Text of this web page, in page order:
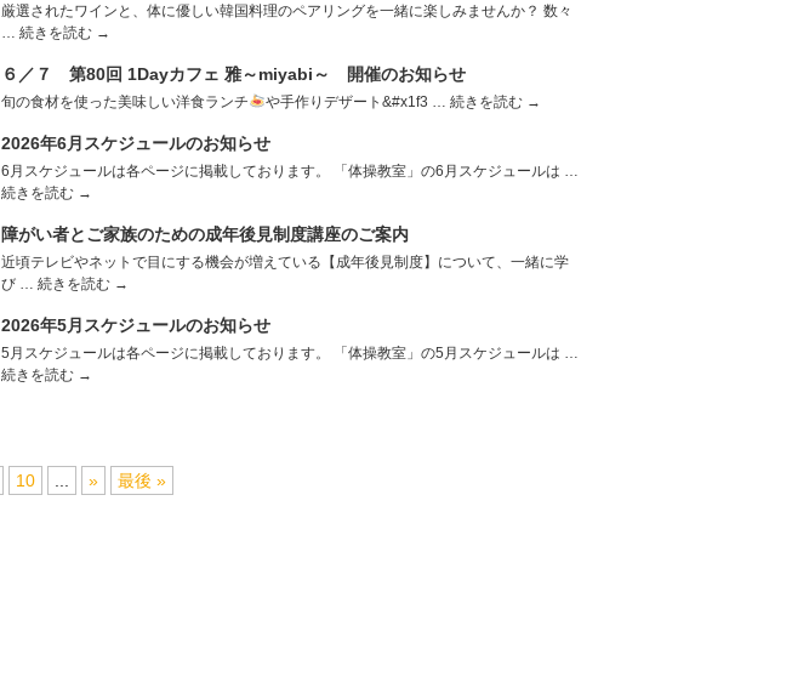
厳選されたワインと、体に優しい韓国料理のペアリングを一緒に楽しみませんか？ 数々
… 続きを読む →
６／７ 第80回 1Dayカフェ 雅～miyabi～ 開催のお知らせ
旬の食材を使った美味しい洋食ランチ や手作りデザート&#x1f3 … 続きを読む →
2026年6月スケジュールのお知らせ
6月スケジュールは各ページに掲載しております。 「体操教室」の6月スケジュールは …
続きを読む →
障がい者とご家族のための成年後見制度講座のご案内
近頃テレビやネットで目にする機会が増えている【成年後見制度】について、一緒に学
び … 続きを読む →
2026年5月スケジュールのお知らせ
5月スケジュールは各ページに掲載しております。 「体操教室」の5月スケジュールは …
続きを読む →
10 » 最後 »